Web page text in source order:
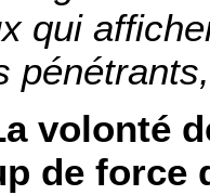
qui
volonté
de force